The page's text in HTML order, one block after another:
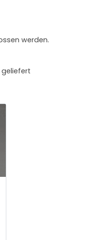
werden.
geliefert